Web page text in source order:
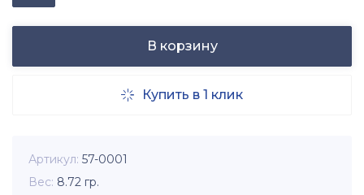
В корзину
 Купить в 1 клик
Артикул 57-0001
Вес 8.72 гр.